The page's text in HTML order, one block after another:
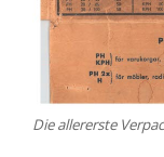
Die allererste